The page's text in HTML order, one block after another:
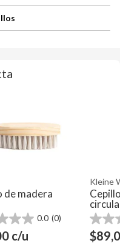
de madera
0.0 (0)
c/u
Kleine
0.0
de
5
$